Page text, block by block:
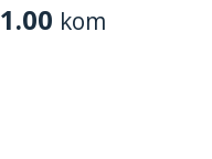
1.00 kom